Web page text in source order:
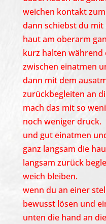
weichen kontakt
dann schiebst du
haut am oberarm
kurz halten während
zwischen einatmen
dann mit dem
zurückbegleiten an
mach das mit so
noch weniger druck.
und gut einatmen
ganz langsam die
langsam zurück
weich bleiben.
wenn du an einer
bewusst lösen und
unten die hand an